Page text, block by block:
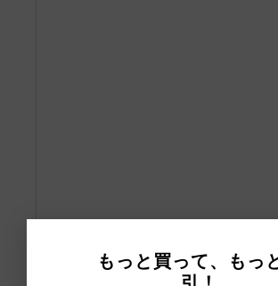
もっと買って、もっ